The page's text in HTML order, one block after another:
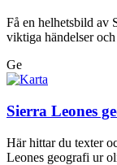
Få en helhetsbild av
viktiga händelser
Ge
Sierra Leones
Här hittar du texter
Leones geografi ur